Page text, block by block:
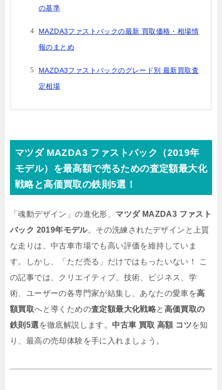
の基準
MAZDA3ファストバックの最新 買取価格・相場情
報のまとめ
MAZDA3ファストバックのグレード別 最新買取査
定相場
マツダ MAZDA3 ファストバック（2019年
モデル）を最高額で売るための査定額最大化
戦略と高価買取の鉄則5選！
「魂動デザイン」の進化形、 マツダ MAZDA3 ファスト
バック 2019年モデル。その洗練されたデザインと上質
な走りは、中古車市場でも高い評価を維持していま
す。しかし、「ただ売る」だけではもったいない！ こ
の記事では、クリエイティブ、技術、ビジネス、学
術、ユーザーの各専門家が結集し、あなたの愛車を高
額買取へと導くための査定額最大化戦略と 高価買取の
鉄則5選 を徹底解説します。 中古車 買取 高額 コツを知
り、最高の売却体験を手に入れましょう。